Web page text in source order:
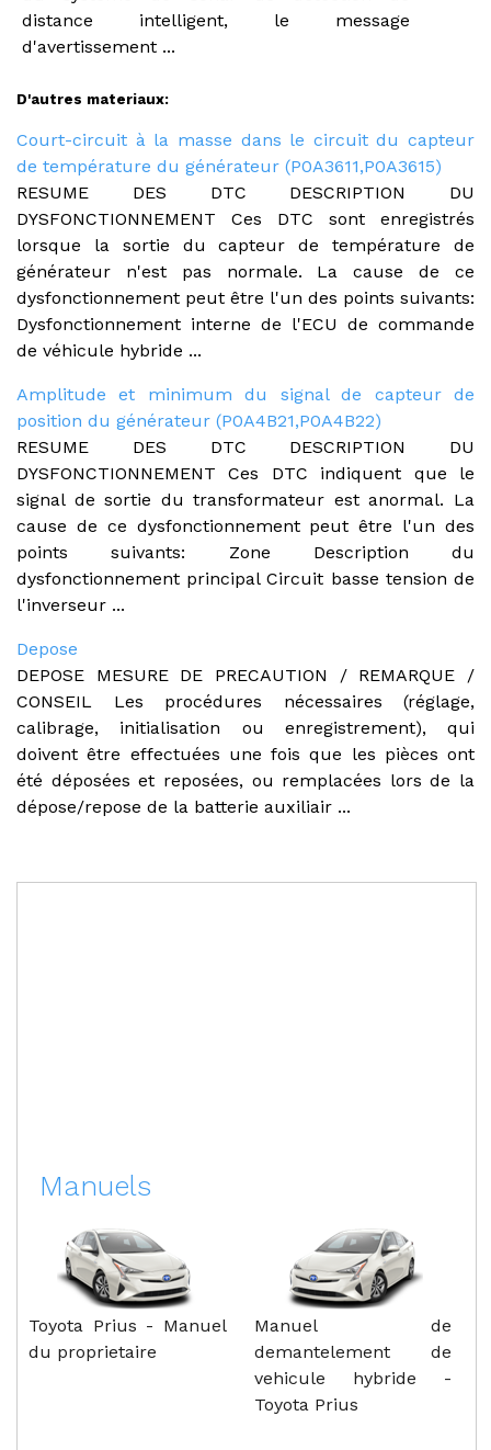
distance intelligent, le message
d'avertissement ...
D'autres materiaux:
Court-circuit à la masse dans le circuit du capteur
de température du générateur (P0A3611,P0A3615)
RESUME DES DTC DESCRIPTION DU
DYSFONCTIONNEMENT Ces DTC sont enregistrés
lorsque la sortie du capteur de température de
générateur n'est pas normale. La cause de ce
dysfonctionnement peut être l'un des points suivants:
Dysfonctionnement interne de l'ECU de commande
de véhicule hybride ...
Amplitude et minimum du signal de capteur de
position du générateur (P0A4B21,P0A4B22)
RESUME DES DTC DESCRIPTION DU
DYSFONCTIONNEMENT Ces DTC indiquent que le
signal de sortie du transformateur est anormal. La
cause de ce dysfonctionnement peut être l'un des
points suivants: Zone Description du
dysfonctionnement principal Circuit basse tension de
l'inverseur ...
Depose
DEPOSE MESURE DE PRECAUTION / REMARQUE /
CONSEIL Les procédures nécessaires (réglage,
calibrage, initialisation ou enregistrement), qui
doivent être effectuées une fois que les pièces ont
été déposées et reposées, ou remplacées lors de la
dépose/repose de la batterie auxiliair ...
Manuels
Toyota Prius - Manuel
du proprietaire
Manuel de
demantelement de
vehicule hybride -
Toyota Prius